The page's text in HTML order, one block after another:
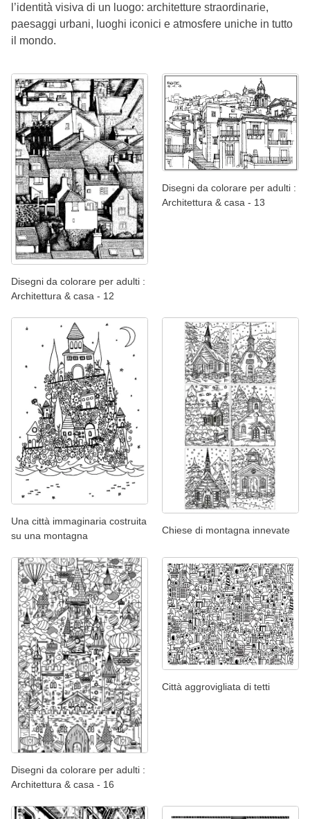
l’identità visiva di un luogo: architetture straordinarie,
paesaggi urbani, luoghi iconici e atmosfere uniche in tutto
il mondo.
Disegni da colorare per adulti :
Architettura & casa - 12
Disegni da colorare per adulti :
Architettura & casa - 13
Una città immaginaria costruita
su una montagna
Chiese di montagna innevate
Disegni da colorare per adulti :
Architettura & casa - 16
Città aggrovigliata di tetti